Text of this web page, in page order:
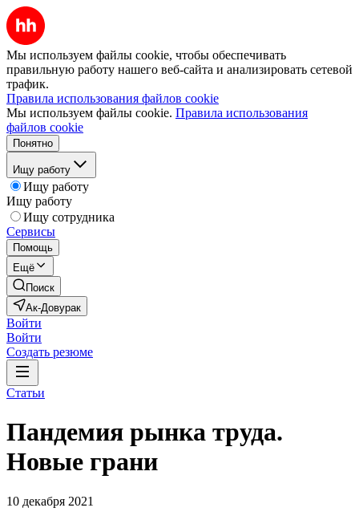
Мы используем файлы cookie, чтобы обеспечивать
правильную работу нашего веб-сайта и анализировать сетевой
трафик.
Правила использования файлов cookie
Мы используем файлы cookie. Правила использования
файлов cookie
Понятно
Ищу работу
Ищу работу
Ищу работу
Ищу сотрудника
Сервисы
Помощь
Ещё
Поиск
Ак-Довурак
Войти
Войти
Создать резюме
Статьи
Пандемия рынка труда.
Новые грани
10 декабря 2021